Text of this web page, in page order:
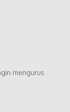
mengurus